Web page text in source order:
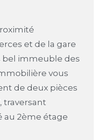
et de la gare
bel immeuble des
vous
de deux pièces
traversant
au 2ème étage